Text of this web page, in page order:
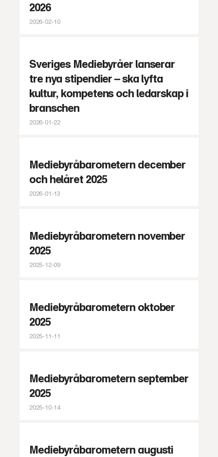
2026
2026-02-10
Sveriges Mediebyråer lanserar
tre nya stipendier – ska lyfta
kultur, kompetens och ledarskap i
branschen
2026-01-22
Mediebyråbarometern december
och helåret 2025
2026-01-13
Mediebyråbarometern november
2025
2025-12-09
Mediebyråbarometern oktober
2025
2025-11-11
Mediebyråbarometern september
2025
2025-10-14
Mediebyråbarometern augusti